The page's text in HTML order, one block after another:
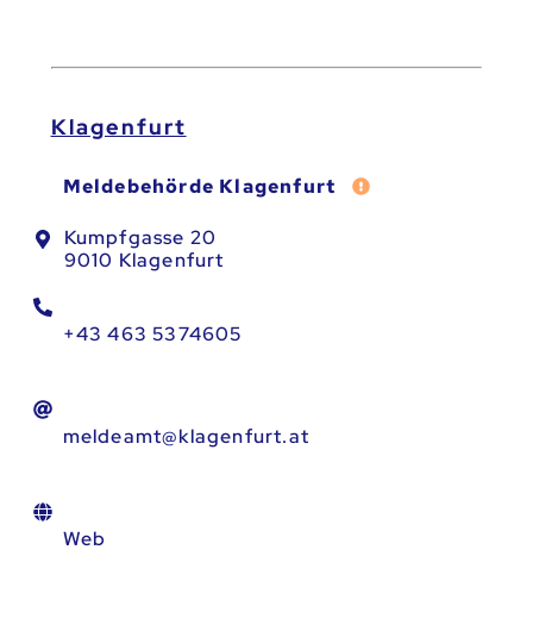
Klagenfurt
Meldebehörde Klagenfurt Fehler melden
Kumpfgasse 20
9010 Klagenfurt
+43 463 5374605
meldeamt@klagenfurt.at
Web